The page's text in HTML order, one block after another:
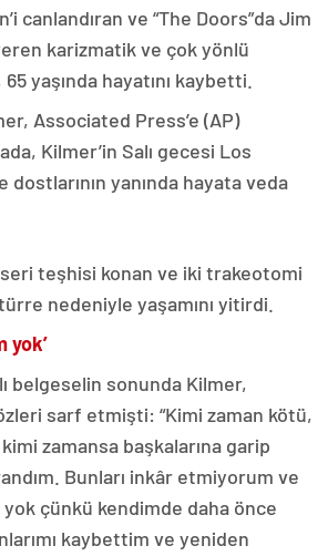
canlandıran ve “The Doors”da Jim
karizmatik ve çok yönlü
yaşında hayatını kaybetti.
Associated Press’e (AP)
Kilmer’in Salı gecesi Los
dostlarının yanında hayata veda
teşhisi konan ve iki trakeotomi
nedeniyle yaşamını yitirdi.
yok’
belgeselin sonunda Kilmer,
sarf etmişti: “Kimi zaman kötü,
zamansa başkalarına garip
Bunları inkâr etmiyorum ve
yok çünkü kendimde daha önce
kaybettim ve yeniden